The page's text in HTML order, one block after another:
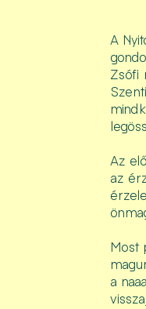
A
Zsófi
Az
az
Most
a